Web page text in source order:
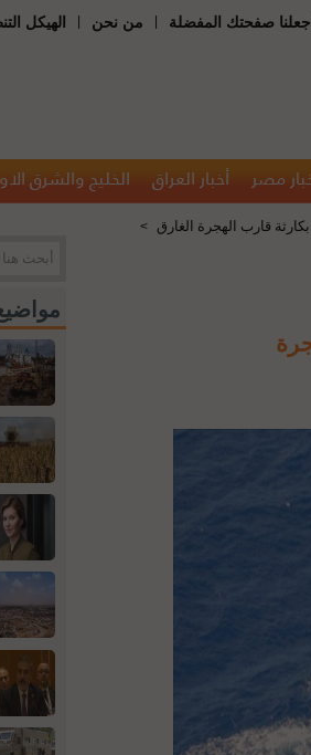
اجعلنا صفحتك المفضلة من نحن الهيكل
مصر أخبار العراق الخليج والشرق
قارب الهجرة الغارق >